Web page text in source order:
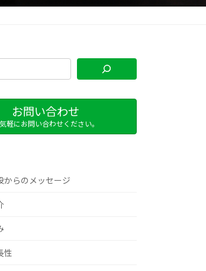
お問い合わせ
軽にお問い合わせください。
からのメッセージ
性